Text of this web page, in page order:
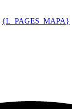
{L_PAGES_MAPA}